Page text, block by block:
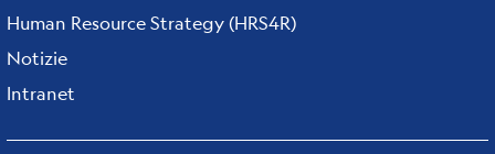
Human Resource Strategy (HRS4R)
Notizie
Intranet